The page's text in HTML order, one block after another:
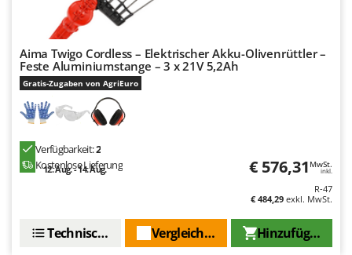
Aima Twigo Cordless – Elektrischer Akku-Olivenrüttler –
Feste Aluminiumstange – 3 x 21V 5,2Ah
Gratis-Zugaben von AgriEuro
Verfügbarkeit:2
Kostenlose Lieferung
12. Aug. - 14. Aug. € 576,31 MwSt.
inkl.
R-47
€ 484,29 exkl. MwSt.
Hinzufügen
Vergleichen Sie
Technische Daten